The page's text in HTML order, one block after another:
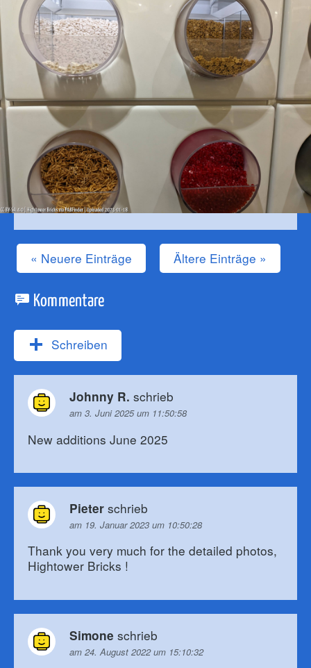
« Neuere Einträge Ältere Einträge »
Kommentare
Schreiben
Johnny R. schrieb
am 3. Juni 2025 um 11:50:58
New additions June 2025
Pieter schrieb
am 19. Januar 2023 um 10:50:28
Thank you very much for the detailed photos,
Hightower Bricks !
Simone schrieb
am 24. August 2022 um 15:10:32